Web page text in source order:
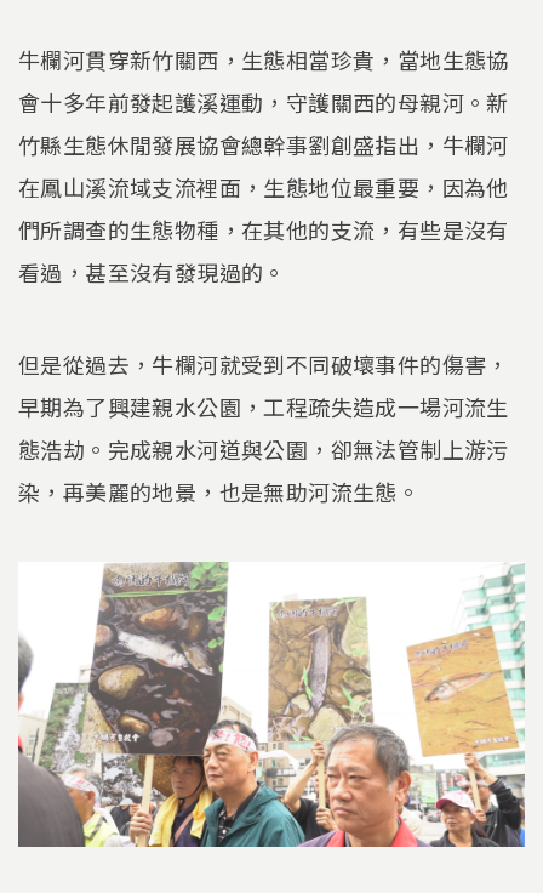
牛欄河貫穿新竹關西，生態相當珍貴，當地生態協
會十多年前發起護溪運動，守護關西的母親河。新
竹縣生態休閒發展協會總幹事劉創盛指出，牛欄河
在鳳山溪流域支流裡面，生態地位最重要，因為他
們所調查的生態物種，在其他的支流，有些是沒有
看過，甚至沒有發現過的。
但是從過去，牛欄河就受到不同破壞事件的傷害，
早期為了興建親水公園，工程疏失造成一場河流生
態浩劫。完成親水河道與公園，卻無法管制上游污
染，再美麗的地景，也是無助河流生態。